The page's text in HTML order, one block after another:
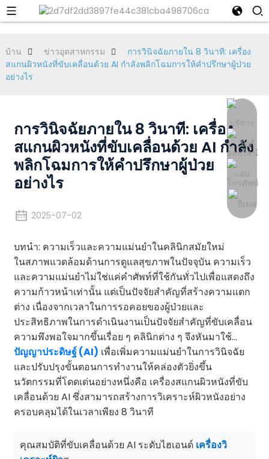
บ้าน ข่าวอุตสาหกรรม
การวินิจฉัยภายใน 8 วินาที: เครื่อง
สแกนผิวหนังที่ขับเคลื่อนด้วย AI กำลังพลิกโฉมการให้คำปรึกษาผู้ป่วย
อย่างไร
การวินิจฉัยภายใน 8 วินาที: เครื่อง
สแกนผิวหนังที่ขับเคลื่อนด้วย AI กำลัง
พลิกโฉมการให้คำปรึกษาผู้ป่วย
อย่างไร
2025-07-02
บทนำ: ความเร็วและความแม่นยำในคลินิกสมัยใหม่
ในสภาพแวดล้อมด้านการดูแลสุขภาพในปัจจุบัน ความเร็ว
และความแม่นยำไม่ใช่แค่คำศัพท์ที่ใช้กันทั่วไปเพื่อแสดงถึง
ความก้าวหน้าเท่านั้น แต่เป็นปัจจัยสำคัญที่สร้างความแตก
ต่าง เนื่องจากเวลาในการรอคอยของผู้ป่วยและ
ประสิทธิภาพในการดำเนินงานเป็นปัจจัยสำคัญที่ขับเคลื่อน
ความพึงพอใจมากขึ้นเรื่อย ๆ คลินิกต่าง ๆ จึงหันมาใช้...
ปัญญาประดิษฐ์ (AI) เพื่อเพิ่มความแม่นยำในการวินิจฉัย
และปรับปรุงขั้นตอนการทำงานให้คล่องตัวยิ่งขึ้น
นวัตกรรมที่โดดเด่นอย่างหนึ่งคือ เครื่องสแกนผิวหนังที่ขับ
เคลื่อนด้วย AI ซึ่งสามารถสร้างการวิเคราะห์ผิวหนังอย่าง
ครอบคลุมได้ในเวลาเพียง 8 วินาที
คุณสมบัติที่ขับเคลื่อนด้วย AI ระดับไฮเอนด์ เครื่องวิ